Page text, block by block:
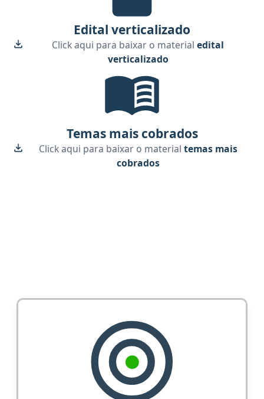
Edital verticalizado
Click aqui para baixar o materialedital
verticalizado
Temas mais cobrados
Click aqui para baixar o material temas mais
cobrados